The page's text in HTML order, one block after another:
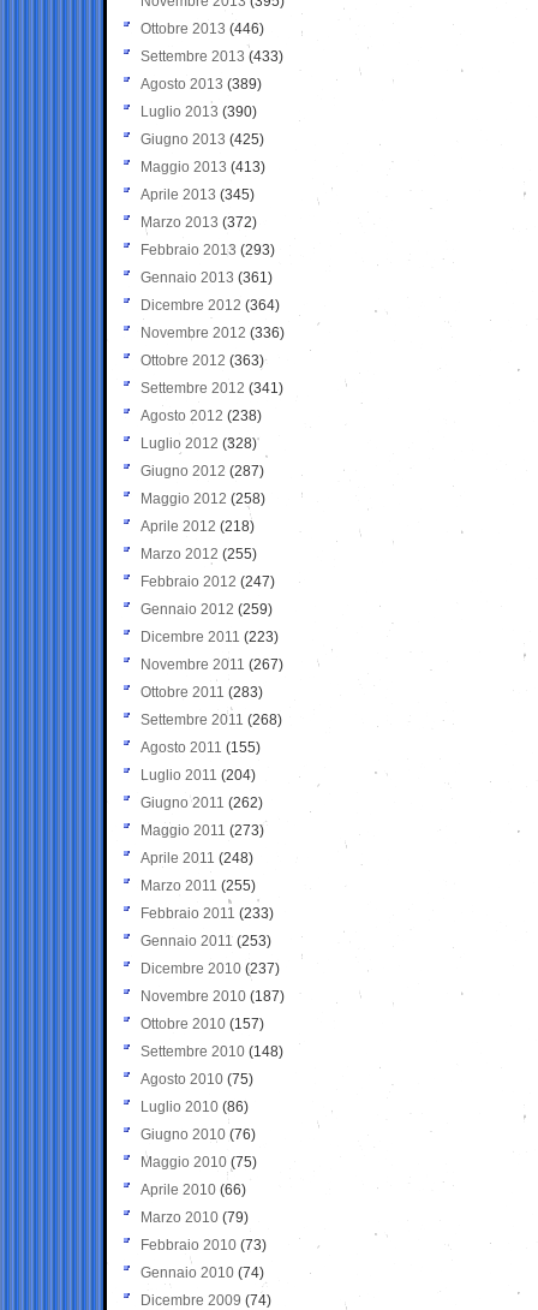
Ottobre 2013 (446)
Settembre 2013 (433)
Agosto 2013 (389)
Luglio 2013 (390)
Giugno 2013 (425)
Maggio 2013 (413)
Aprile 2013 (345)
Marzo 2013 (372)
Febbraio 2013 (293)
Gennaio 2013 (361)
Dicembre 2012 (364)
Novembre 2012 (336)
Ottobre 2012 (363)
Settembre 2012 (341)
Agosto 2012 (238)
Luglio 2012 (328)
Giugno 2012 (287)
Maggio 2012 (258)
Aprile 2012 (218)
Marzo 2012 (255)
Febbraio 2012 (247)
Gennaio 2012 (259)
Dicembre 2011 (223)
Novembre 2011 (267)
Ottobre 2011 (283)
Settembre 2011 (268)
Agosto 2011 (155)
Luglio 2011 (204)
Giugno 2011 (262)
Maggio 2011 (273)
Aprile 2011 (248)
Marzo 2011 (255)
Febbraio 2011 (233)
Gennaio 2011 (253)
Dicembre 2010 (237)
Novembre 2010 (187)
Ottobre 2010 (157)
Settembre 2010 (148)
Agosto 2010 (75)
Luglio 2010 (86)
Giugno 2010 (76)
Maggio 2010 (75)
Aprile 2010 (66)
Marzo 2010 (79)
Febbraio 2010 (73)
Gennaio 2010 (74)
Dicembre 2009 (74)